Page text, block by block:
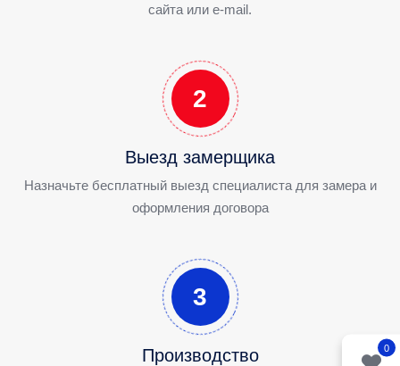
0
сайта или e-mail.
2
Выезд замерщика
Назначьте бесплатный выезд специалиста для замера и
оформления договора
3
Производство